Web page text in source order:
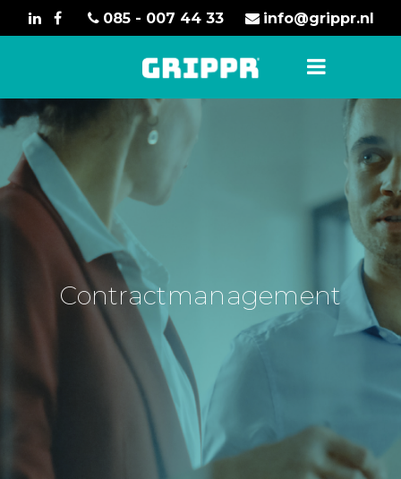
085 - 007 44 33 info@grippr.nl
Contractmanagement